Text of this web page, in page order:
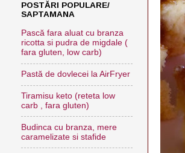
POSTĂRI POPULARE/
SAPTAMANA
Pască fara aluat cu branza
ricotta si pudra de migdale (
fara gluten, low carb)
Pastă de dovlecei la AirFryer
Tiramisu keto (reteta low
carb , fara gluten)
Budinca cu branza, mere
caramelizate si stafide